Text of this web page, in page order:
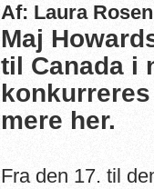
Af: Laura
Maj
til Canada i
mere her.
Fra den 17. til